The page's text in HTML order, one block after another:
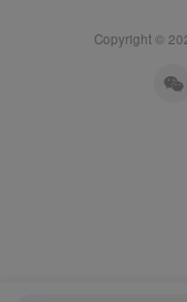
Copyright ©